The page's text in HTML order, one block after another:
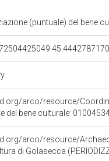
(puntuale) del bene
arco/resource/
del bene culturale:
arco/resource/
di Golasecca